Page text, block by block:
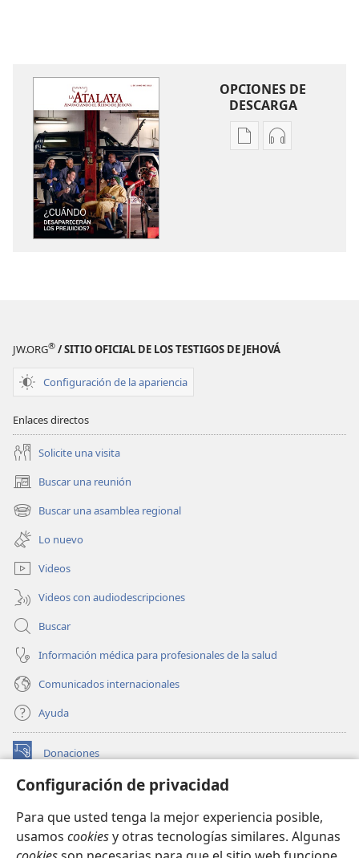
Configuración de privacidad
Para que usted tenga la mejor experiencia posible,
usamos cookiesy otras tecnologías similares. Algunas
OPCIONES DE
DESCARGA
OpcionesOpciones
JW.ORG® / SITIO OFICIAL DE LOS TESTIGOS DE JEHOVÁ
Configuración de la apariencia
Enlaces directos
Solicite una visita
Buscar una reunión
(abre
una
nueva
ventana)
Buscar una asamblea regional
(abre
una
nueva
ventana)
Lo nuevo
Videos
Videos con audiodescripciones
Buscar
Información médica para profesionales de la salud
Comunicados internacionales
Ayuda
Donaciones
(abre
nueva BIBLIOTECA EN LÍNEA Watchtower™
una
nueva
ventana)
JW Hub
(abre